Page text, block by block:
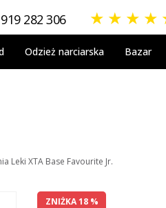
282 306 ★ ★ ★ ★
Odzież narciarska Bazar
Leki XTA Base Favourite Jr.
ZNIŻKA 18 %